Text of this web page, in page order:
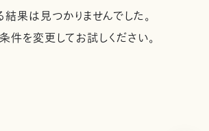
果は見つかりませんでした。
件を変更してお試しください。